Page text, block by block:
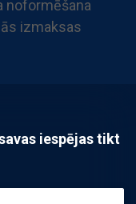
noformēšana
izmaksas
iespējas tikt